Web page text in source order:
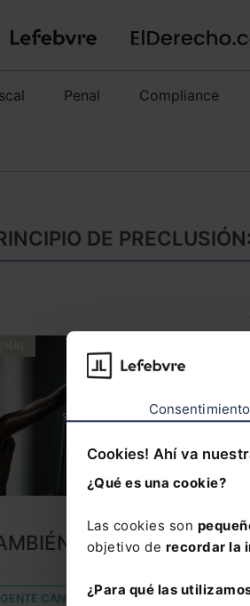
Consentimiento
Cookies! Ahí va
¿Qué es una cookie?
Las cookies son
objetivo de recordar la
¿Para qué las
Penal Compliance
DE
TE PUEDE
CANCERIGENO